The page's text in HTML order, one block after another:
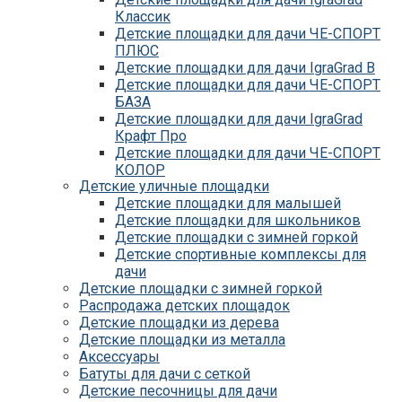
Классик
Детские площадки для дачи ЧЕ-СПОРТ
ПЛЮС
Детские площадки для дачи IgraGrad B
Детские площадки для дачи ЧЕ-СПОРТ
БАЗА
Детские площадки для дачи IgraGrad
Крафт Про
Детские площадки для дачи ЧЕ-СПОРТ
КОЛОР
Детские площадки для дачи IgraGrad С
Детские площадки для дачи ЧЕ-СПОРТ
КАРКАС
Детские площадки для дачи Савушка
КУБ
Детские уличные игровые площадки
для дачи IgraGrad К
Детские площадки для дачи IgraGrad W
Детские площадки для дачи Выше всех
Детские площадки для дачи Romana
Детские уличные площадки IgraGrad X
Детские площадки для дачи ЛЕГЕНДА
ЛЕСА серия ВСЕСЕЗОННАЯ
Детские уличные площадки
Детские площадки для малышей
Детские площадки для школьников
Детские площадки с зимней горкой
Детские спортивные комплексы для
дачи
Детские площадки с зимней горкой
Распродажа детских площадок
Детские площадки из дерева
Детские площадки из металла
Аксессуары
Батуты для дачи с сеткой
Детские песочницы для дачи